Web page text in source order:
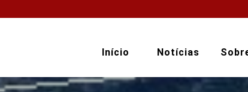
Início Notícias